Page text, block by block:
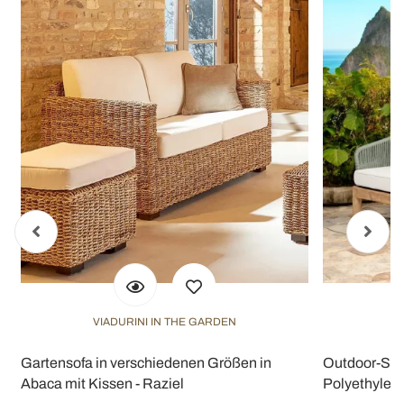
VIADURINI IN THE GARDEN
Gartensofa in verschiedenen Größen in
Abaca mit Kissen - Raziel
Outdoor-